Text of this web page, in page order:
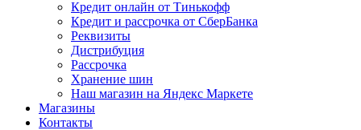
Кредит онлайн от Тинькофф
Кредит и рассрочка от СберБанка
Реквизиты
Дистрибуция
Рассрочка
Хранение шин
Наш магазин на Яндекс Маркете
Магазины
Контакты